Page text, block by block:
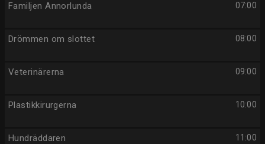
07:00
Familjen Annorlunda
08:00
Drömmen om slottet
09:00
Veterinärerna
10:00
Plastikkirurgerna
11:00
Hundräddaren